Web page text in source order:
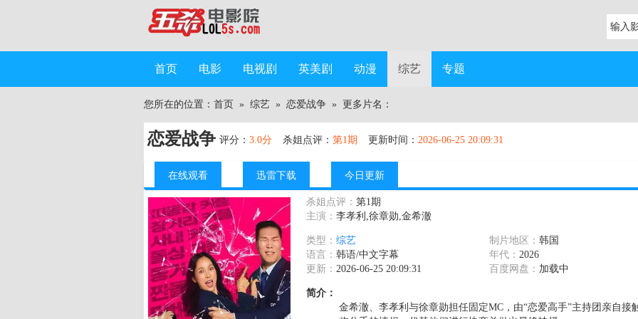
首页 电影 电视剧 英美剧 动漫 综艺 专题
您所在的位置： 首页 » 综艺 » 恋爱战争 » 更多片名：
恋爱战争 评分： 3.0分 杀姐点评： 第1期 更新时间： 2026-06-25 20:09:31
在线观看 迅雷下载 今日更新
杀姐点评： 第1期
主演： 李孝利,徐章勋,金希澈
类型： 综艺
语言： 韩语/中文字幕
更新： 2026-06-25 20:09:31
制片地区： 韩国
年代： 2026
百度网盘： 加载中
简介：
金希澈、李孝利与徐章勋担任固定MC，由“恋爱高手”主持团亲自接